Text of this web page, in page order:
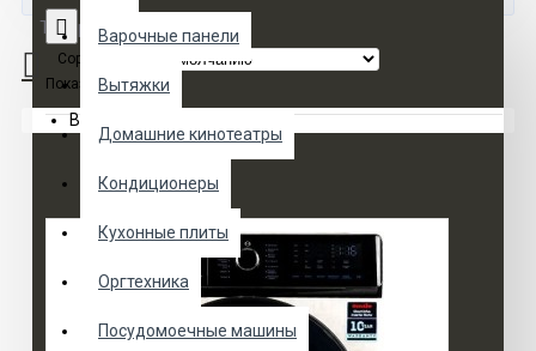
Варочные панели
Вытяжки
Домашние кинотеатры
Кондиционеры
Кухонные плиты
Оргтехника
Посудомоечные машины
Товаров 0 (0 руб.)
Ваша корзина пуста!
Сортировка:
Показать: